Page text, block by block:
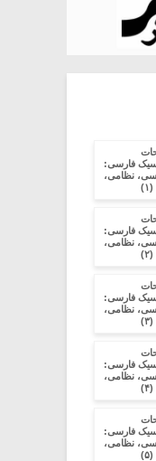
فارسی:
نظامی،
فارسی:
نظامی،
فارسی:
نظامی،
فارسی:
نظامی،
فارسی:
نظامی،